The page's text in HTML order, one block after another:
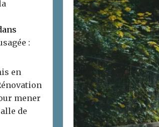
:
en
mener
de